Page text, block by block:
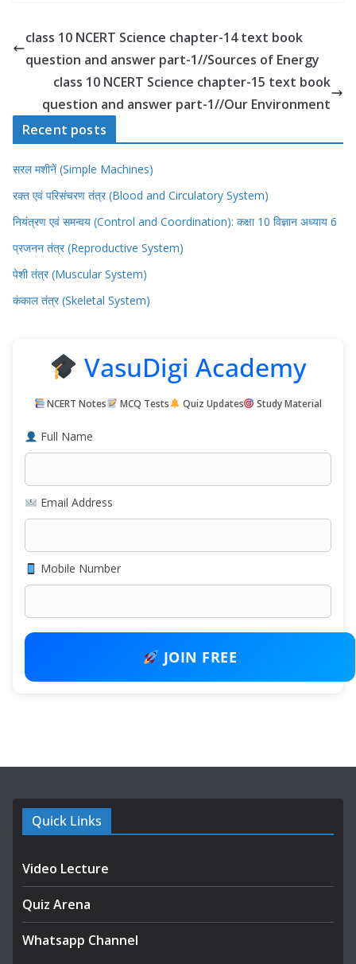
class 10 NCERT Science chapter-14 text book
question and answer part-1//Sources of Energy
class 10 NCERT Science chapter-15 text book
question and answer part-1//Our Environment
Recent posts
सरल मशीनें (Simple Machines)
रक्त एवं परिसंचरण तंत्र (Blood and Circulatory System)
नियंत्रण एवं समन्वय (Control and Coordination): कक्षा 10 विज्ञान अध्याय 6
प्रजनन तंत्र (Reproductive System)
पेशी तंत्र (Muscular System)
कंकाल तंत्र (Skeletal System)
VasuDigi Academy
NCERT Notes MCQ Tests Quiz Updates Study Material
Full Name
Email Address
Mobile Number
JOIN FREE
Quick Links
Video Lecture
Quiz Arena
Whatsapp Channel